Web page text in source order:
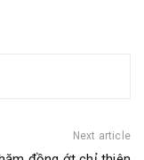
Next article